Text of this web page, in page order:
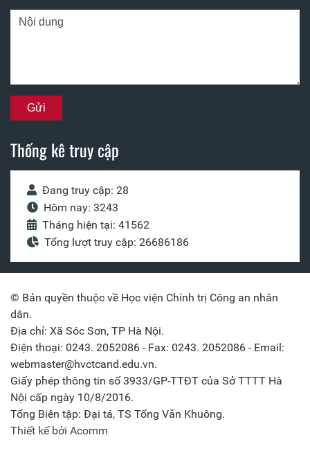
Thống kê truy cập
Đang truy cập: 28
Hôm nay: 3243
Tháng hiện tại: 41562
Tổng lượt truy cập: 26686186
© Bản quyền thuộc về Học viện Chính trị Công an nhân
dân.
Địa chỉ: Xã Sóc Sơn, TP Hà Nội.
Điện thoại: 0243. 2052086 - Fax: 0243. 2052086 - Email:
webmaster@hvctcand.edu.vn.
Giấy phép thông tin số 3933/GP-TTĐT của Sở TTTT Hà
Nội cấp ngày 10/8/2016.
Tổng Biên tập: Đại tá, TS Tống Văn Khuông.
Thiết kế bởi Acomm